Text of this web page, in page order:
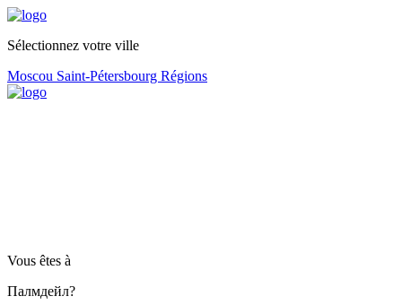
Sélectionnez votre ville
Moscou Saint-Pétersbourg Régions
Vous êtes à
Палмдейл?